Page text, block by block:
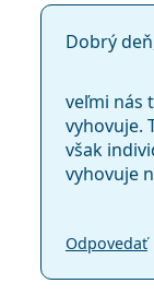
Dobrý
veľmi nás
vyhovuje.
však
vyhovuje
Odpovedať